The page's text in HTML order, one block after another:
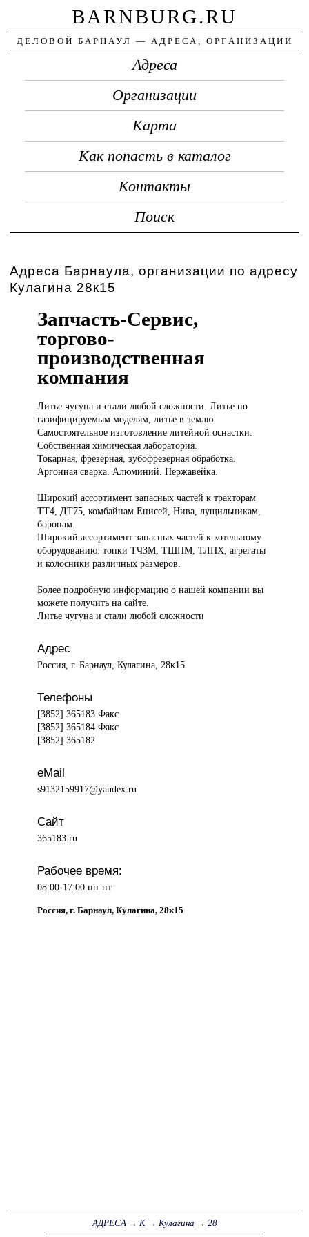
BARNBURG.RU
ДЕЛОВОЙ БАРНАУЛ — АДРЕСА, ОРГАНИЗАЦИИ
Адреса
Организации
Карта
Как попасть в каталог
Контакты
Поиск
Адреса Барнаула, организации по адресу
Кулагина 28к15
Запчасть-Сервис,
торгово-
производственная
компания
Литье чугунаи стали любой сложности. Литье по
газифицируемым моделям, литье в землю.
Самостоятельное изготовление литейной оснастки.
Собственная химическая лаборатория.
Токарная, фрезерная, зубофрезерная обработка.
Аргонная сварка. Алюминий. Нержавейка.
Широкий ассортимент запасных частей к тракторам
ТТ4, ДТ75, комбайнам Енисей, Нива, лущильникам,
боронам.
Широкий ассортимент запасных частей к котельному
оборудованию: топки ТЧЗМ, ТШПМ, ТЛПХ, агрегаты
и колосники различных размеров.
Более подробную информацию о нашей компании вы
можете получить на сайте.
Литье чугуна и стали любой сложности
Адрес
Россия, г. Барнаул, Кулагина, 28к15
Телефоны
[3852] 365183 Факс
[3852] 365184 Факс
[3852] 365182
eMail
s9132159917@yandex.ru
Сайт
365183.ru
Рабочее время:
08:00-17:00 пн-пт
Россия, г. Барнаул, Кулагина, 28к15
АДРЕСА → К→ Кулагина → 28